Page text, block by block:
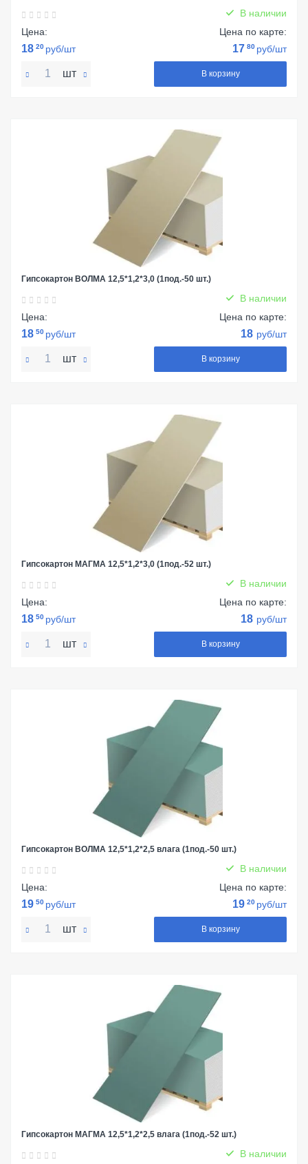
В наличии
Цена:
18 20 руб/шт
Цена по карте:
17 80 руб/шт
шт В корзину
Гипсокартон ВОЛМА 12,5*1,2*3,0 (1под.-50 шт.)
В наличии
Цена:
18 50 руб/шт
Цена по карте:
18 руб/шт
шт В корзину
Гипсокартон МАГМА 12,5*1,2*3,0 (1под.-52 шт.)
В наличии
Цена:
18 50 руб/шт
Цена по карте:
18 руб/шт
шт В корзину
Гипсокартон ВОЛМА 12,5*1,2*2,5 влага (1под.-50 шт.)
В наличии
Цена:
19 50 руб/шт
Цена по карте:
19 20 руб/шт
шт В корзину
Гипсокартон МАГМА 12,5*1,2*2,5 влага (1под.-52 шт.)
В наличии